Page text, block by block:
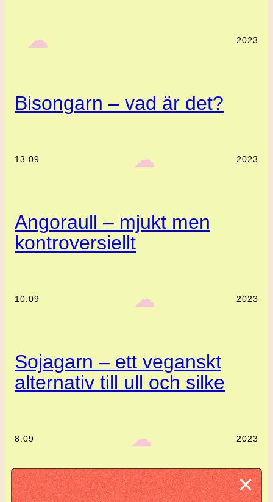
‎ ‎‎ ☁︎‎‎ 2023
Bisongarn – vad är det?
13.09 ‎ ‎‎ ☁︎‎‎ 2023
Angoraull – mjukt men
kontroversiellt
10.09 ‎ ‎‎ ☁︎‎‎ 2023
Sojagarn – ett veganskt
alternativ till ull och silke
8.09 ‎ ‎‎ ☁︎‎‎ 2023